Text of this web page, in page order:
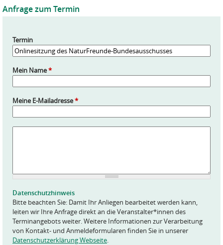
Anfrage zum Termin
Termin
Mein Name*
Meine E-Mailadresse*
*
Datenschutzhinweis
Bitte beachten Sie: Damit Ihr Anliegen bearbeitet werden kann,
leiten wir Ihre Anfrage direkt an die Veranstalter*innen des
Terminangebots weiter. Weitere Informationen zur Verarbeitung
von Kontakt- und Anmeldeformularen finden Sie in unserer
Datenschutzerklärung Webseite.